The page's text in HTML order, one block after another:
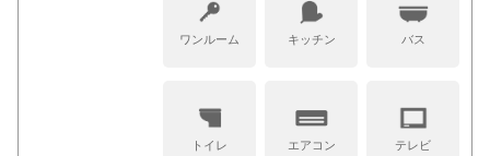
ワンルーム キッチン バス
トイレ エアコン テレビ